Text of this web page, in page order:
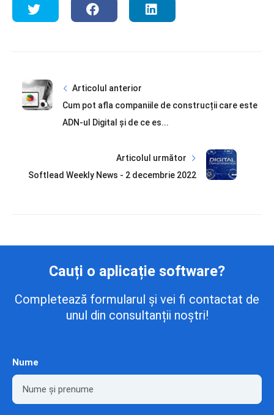
Articolul anterior
Cum pot afla companiile de construcții care este
ADN-ul Digital și de ce es...
Articolul următor
Softlead Weekly News - 2 decembrie 2022
Cauți o aplicație software?
Completează formularul și vei fi contactat de
unul din consultanții noștri!
Nume